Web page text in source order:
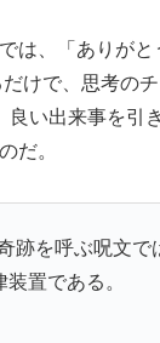
は、「ありがと
けで、思考の
良い出来事を引
だ。
跡を呼ぶ呪文で
装置である。